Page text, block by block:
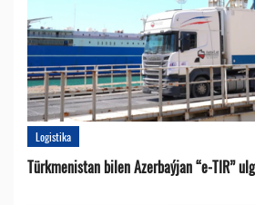
Logistika
Türkmenistan bilen Azerbaýjan “e-TIR”